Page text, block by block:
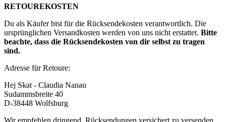
RETOUREKOSTEN
Du als Käufer bist für die Rücksendekosten verantwortlich. Die
ursprünglichen Versandkosten werden von uns nicht erstattet. Bitte
beachte, dass die Rücksendekosten von dir selbst zu tragen
sind.
Adresse für Retoure:
Hej Skat - Claudia Nanau
Sudammsbreite 40
D-38448 Wolfsburg
Wir empfehlen dringend, Rücksendungen versichert zu versenden.